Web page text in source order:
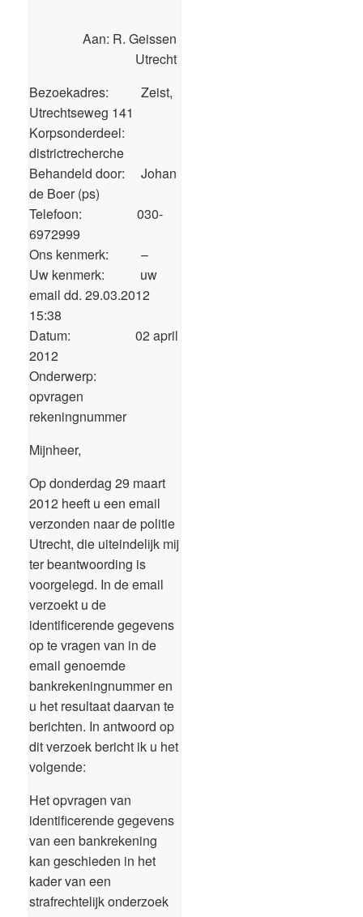
Aan: R. Geissen
Utrecht
Bezoekadres: Zeist,
Utrechtseweg 141
Korpsonderdeel:
districtrecherche
Behandeld door: Johan
de Boer (ps)
Telefoon: 030-
6972999
Ons kenmerk: –
Uw kenmerk: uw
email dd. 29.03.2012
15:38
Datum: 02 april
2012
Onderwerp:
opvragen
rekeningnummer
Mijnheer,
Op donderdag 29 maart
2012 heeft u een email
verzonden naar de politie
Utrecht, die uiteindelijk mij
ter beantwoording is
voorgelegd. In de email
verzoekt u de
identificerende gegevens
op te vragen van in de
email genoemde
bankrekeningnummer en
u het resultaat daarvan te
berichten. In antwoord op
dit verzoek bericht ik u het
volgende:
Het opvragen van
identificerende gegevens
van een bankrekening
kan geschieden in het
kader van een
strafrechtelijk onderzoek